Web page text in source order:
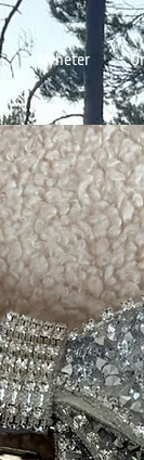
Nyheter